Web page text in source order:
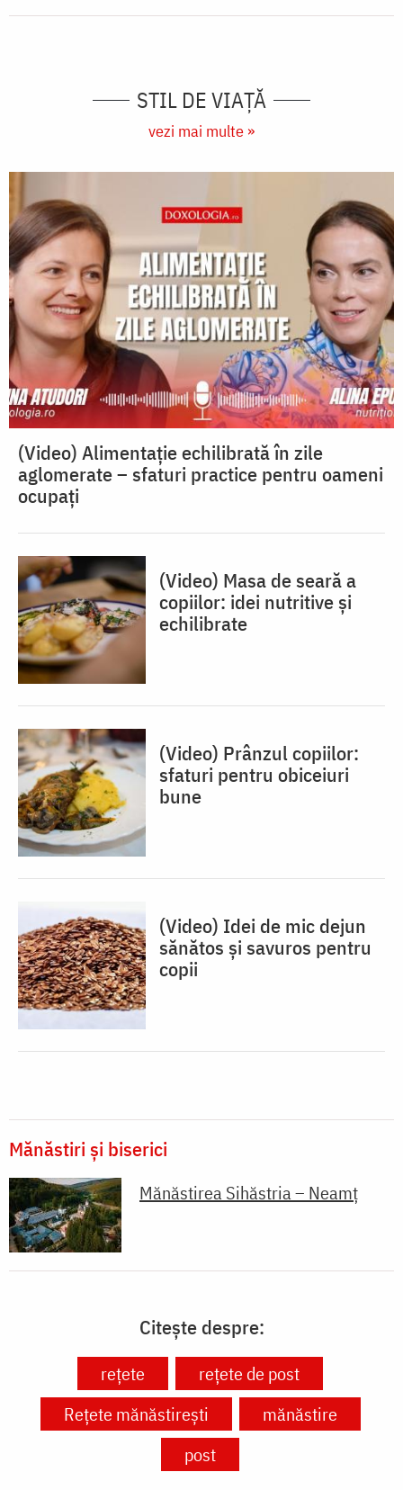
STIL DE VIAŢĂ
vezi mai multe »
(Video) Alimentație echilibrată în zile
aglomerate – sfaturi practice pentru oameni
ocupați
(Video) Masa de seară a
copiilor: idei nutritive și
echilibrate
(Video) Prânzul copiilor:
sfaturi pentru obiceiuri
bune
(Video) Idei de mic dejun
sănătos și savuros pentru
copii
Mănăstiri și biserici
Mănăstirea Sihăstria – Neamț
Citește despre:
rețete
rețete de post
Rețete mănăstirești
mănăstire
post